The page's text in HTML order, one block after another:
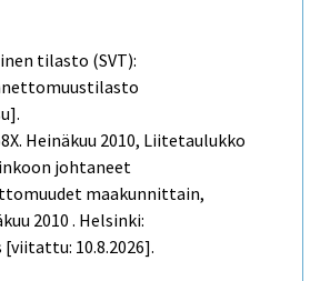
tilasto (SVT):
Heinäkuu 2010, Liitetaulukko
johtaneet
maakunnittain,
2010 . Helsinki:
10.8.2026].